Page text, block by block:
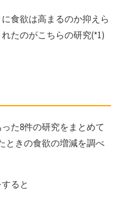
食欲は高まるのか抑えら
たのがこちらの研究(*1)
た8件の研究をまとめて
ときの食欲の増減を調べ
ると